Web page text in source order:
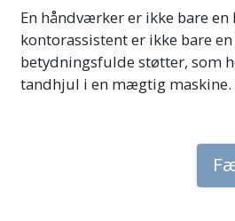
En håndværker er ikke bare
kontorassistent er ikke bare
betydningsfulde støtter, som
tandhjul i en mægtig maskine.